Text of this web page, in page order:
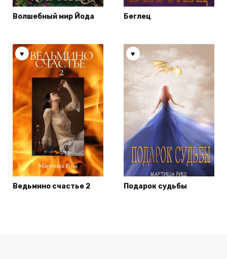
Волшебный мир Йода Беглец
Ведьмино счастье 2 Подарок судьбы